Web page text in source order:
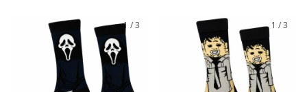
1 /3 1 /3